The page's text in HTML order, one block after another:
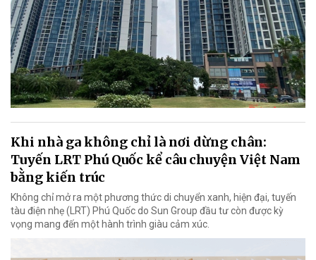
Khi nhà ga không chỉ là nơi dừng chân:
Tuyến LRT Phú Quốc kể câu chuyện Việt Nam
bằng kiến trúc
Không chỉ mở ra một phương thức di chuyển xanh, hiện đại, tuyến
tàu điện nhẹ (LRT) Phú Quốc do Sun Group đầu tư còn được kỳ
vọng mang đến một hành trình giàu cảm xúc.